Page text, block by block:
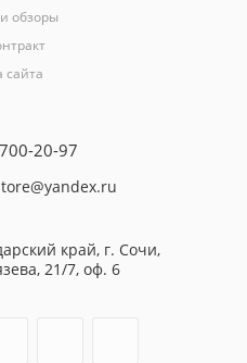
обзоры
сайта
20-97
край, г. Сочи,
21/7, оф. 6